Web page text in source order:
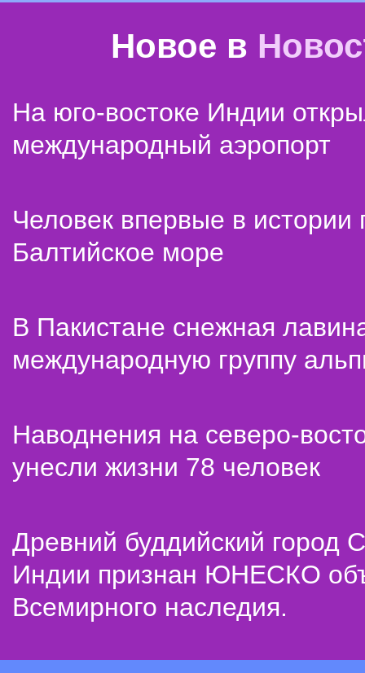
Новое в
На юго-востоке Индии
международный аэропорт
Человек впервые в истории
Балтийское море
В Пакистане снежная
международную группу
Наводнения на северо-
унесли жизни 78 человек
Древний буддийский город
Индии признан ЮНЕСКО
Всемирного наследия.